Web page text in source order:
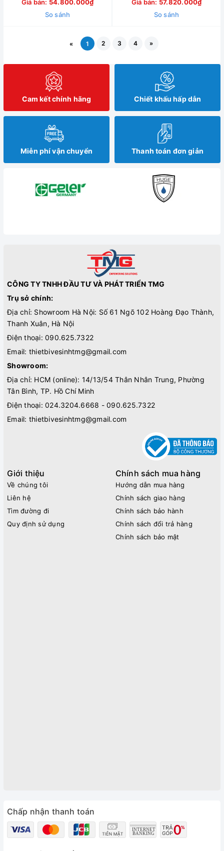
Giá bán: 54.800.000₫
So sánh
Giá bán: 57.820.000₫
So sánh
« 1 2 3 4 »
Cam kết chính hãng Chiết khấu hấp dẫn
Miễn phí vận chuyển Thanh toán đơn giản
CÔNG TY TNHH ĐẦU TƯ VÀ PHÁT TRIỂN TMG
Trụ sở chính:
Địa chỉ: Showroom Hà Nội: Số 61 Ngõ 102 Hoàng Đạo Thành,
Thanh Xuân, Hà Nội
Điện thoại: 090.625.7322
Email: thietbivesinhtmg@gmail.com
Showroom:
Địa chỉ: HCM (online): 14/13/54 Thân Nhân Trung, Phường
Tân Bình, TP. Hồ Chí Minh
Điện thoại: 024.3204.6668 - 090.625.7322
Email: thietbivesinhtmg@gmail.com
Giới thiệu
Về chúng tôi
Liên hệ
Tìm đường đi
Quy định sử dụng
Chính sách mua hàng
Hướng dẫn mua hàng
Chính sách giao hàng
Chính sách bảo hành
Chính sách đổi trả hàng
Chính sách bảo mật
Chấp nhận thanh toán